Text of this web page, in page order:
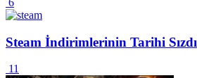
6
Steam İndirimlerinin Tarihi Sızdı
11